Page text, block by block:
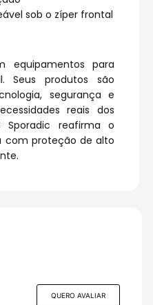
sob o zíper frontal
equipamentos para
Seus produtos são
segurança e
reais dos
reafirma o
com proteção de alto
QUERO AVALIAR